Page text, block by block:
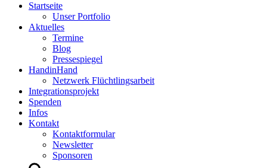
Startseite
Unser Portfolio
Aktuelles
Termine
Blog
Pressespiegel
HandinHand
Netzwerk Flüchtlingsarbeit
Integrationsprojekt
Spenden
Infos
Kontakt
Kontaktformular
Newsletter
Sponsoren